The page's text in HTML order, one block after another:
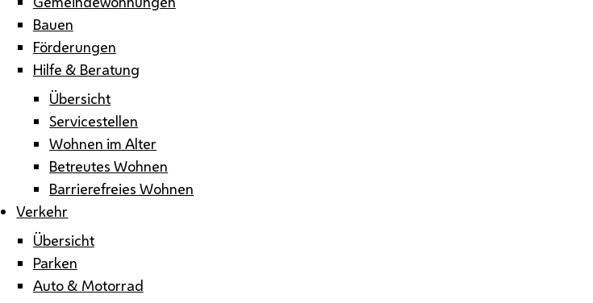
Bauen
Förderungen
Hilfe & Beratung
Übersicht
Servicestellen
Wohnen im Alter
Betreutes Wohnen
Barrierefreies Wohnen
Verkehr
Übersicht
Parken
Auto & Motorrad